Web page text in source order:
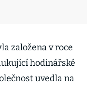
založena v roce
hodinářské
uvedla na